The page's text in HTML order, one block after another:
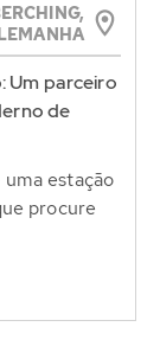
Um parceiro
de
estação
procure